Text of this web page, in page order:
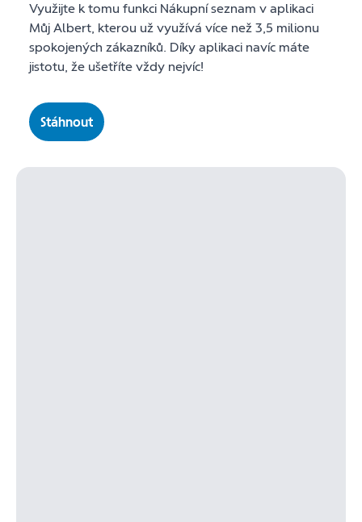
Využijte k tomu funkci Nákupní seznam v aplikaci
Můj Albert, kterou už využívá více než 3,5 milionu
spokojených zákazníků. Díky aplikaci navíc máte
jistotu, že ušetříte vždy nejvíc!
Stáhnout